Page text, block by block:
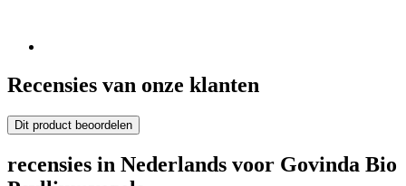
Recensies van onze klanten
Dit product beoordelen
recensies in Nederlands voor Govinda Bio